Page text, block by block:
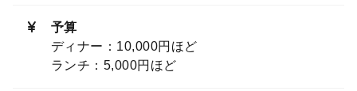
予算
ディナー：10,000円ほど
ランチ：5,000円ほど